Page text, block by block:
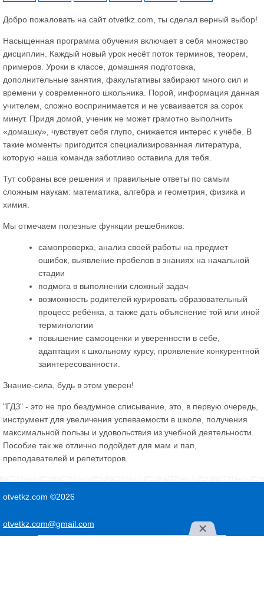
Добро пожаловать на сайт otvetkz.com, ты сделал верный выбор!
Насыщенная программа обучения включает в себя множество
дисциплин. Каждый новый урок несёт поток терминов, теорем,
примеров. Уроки в классе, домашняя подготовка,
дополнительные занятия, факультативы забирают много сил и
времени у современного школьника. Порой, информация данная
учителем, сложно воспринимается и не усваивается за сорок
минут. Придя домой, ученик не может грамотно выполнить
«домашку», чувствует себя глупо, снижается интерес к учёбе. В
такие моменты пригодится специализированная литература,
которую наша команда заботливо оставила для тебя.
Тут собраны все решения и правильные ответы по самым
сложным наукам: математика, алгебра и геометрия, физика и
химия.
Мы отмечаем полезные функции решебников:
самопроверка, анализ своей работы на предмет
ошибок, выявление пробелов в знаниях на начальной
стадии
подмога в выполнении сложный задач
возможность родителей курировать образовательный
процесс ребёнка, а также дать объяснение той или иной
терминологии
повышение самооценки и уверенности в себе,
адаптация к школьному курсу, проявление конкурентной
заинтересованности.
Знание-сила, будь в этом уверен!
"ГДЗ" - это не про бездумное списывание, это, в первую очередь,
инструмент для увеличения успеваемости в школе, получения
максимальной пользы и удовольствия из учебной деятельности.
Пособие так же отлично подойдет для мам и пап,
преподавателей и репетиторов.
otvetkz.com ©2026
otvetkz.com@gmail.com